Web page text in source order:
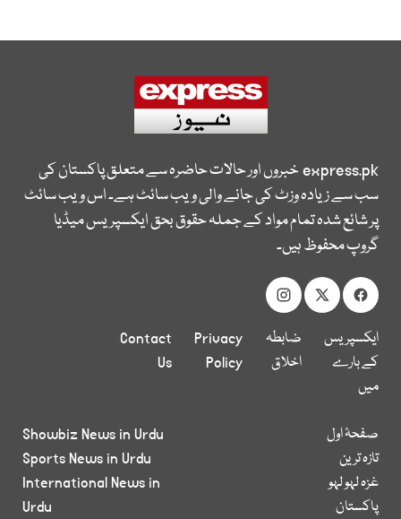
express.pkخبروں اور حالات حاضرہ سے متعلق پاکستان کی
سب سے زیادہ وزٹ کی جانے والی ویب سائٹ ہے۔ اس ویب سائٹ
پر شائع شدہ تمام مواد کے جملہ حقوق بحق ایکسپریس میڈیا
گروپ محفوظ ہیں۔
ایکسپریس
کے بارے
میں
ضابطہ
اخلاق
Privacy
Policy
Contact
Us
صفحۂ اول
تازہ ترین
غزہ لہو لہو
پاکستان
Showbiz News in Urdu
Sports News in Urdu
International News in
Urdu